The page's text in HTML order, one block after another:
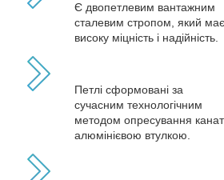
Є двопетлевим вантажним
сталевим стропом, який має
високу міцність і надійність.
Петлі сформовані за
сучасним технологічним
методом опресування
алюмінієвою втулкою.